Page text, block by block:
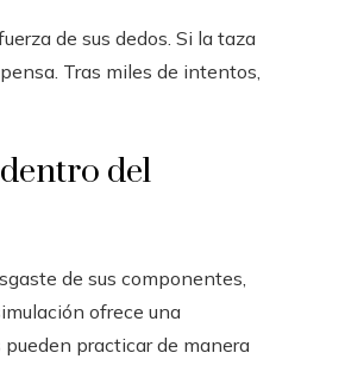
de sus dedos. Si la taza
Tras miles de intentos,
del
de sus componentes,
ofrece una
practicar de manera